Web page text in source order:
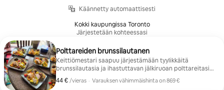
Käännetty automaattisesti
Kokki kaupungissa Toronto
Järjestetään kohteessasi
Polttareiden brunssilautanen
Keittiömestari saapuu järjestämään tyylikkäitä
brunssilautasia ja ihastuttavan jälkiruoan polttareitasi
varten. Täydellinen mieleenpainuvaan juhlaan!
44 € /vieras
44 € vierasta kohti
· Varauksen vähimmäishinta on 869 €